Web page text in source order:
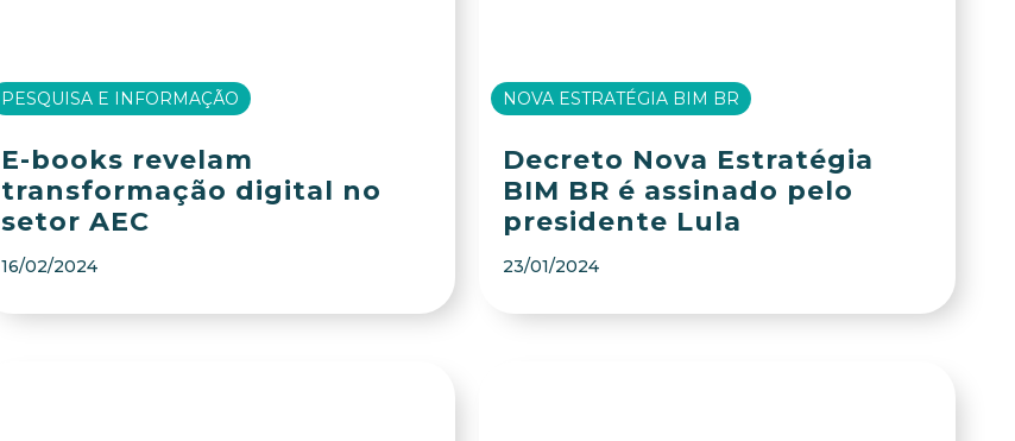
PESQUISA E INFORMAÇÃO
E-books revelam
transformação digital no
setor AEC
16/02/2024
NOVA ESTRATÉGIA BIM BR
Decreto Nova Estratégia
BIM BR é assinado pelo
presidente Lula
23/01/2024